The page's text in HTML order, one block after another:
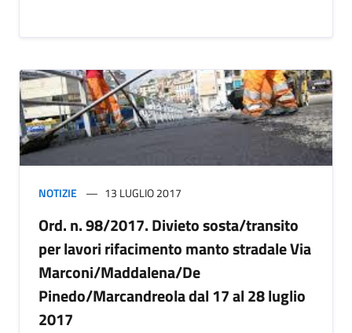
NOTIZIE 13 LUGLIO 2017
Ord. n. 98/2017. Divieto sosta/transito
per lavori rifacimento manto stradale Via
Marconi/Maddalena/De
Pinedo/Marcandreola dal 17 al 28 luglio
2017